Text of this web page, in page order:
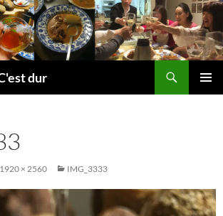
dur
1920 × 2560 IMG_3333